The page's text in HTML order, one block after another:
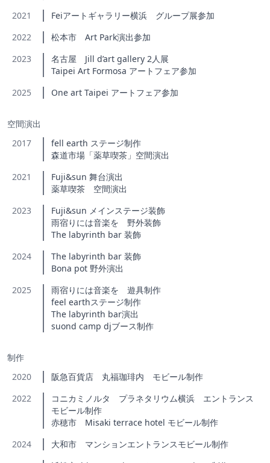
2021
Feiアートギャラリー横浜 グループ展参加
2022
松本市 Art Park演出参加
2023
名古屋 Jill d’art gallery 2人展
Taipei Art Formosa アートフェア参加
2025
One art Taipei アートフェア参加
空間演出
2017
fell earth ステージ制作
森道市場「薬草喫茶」空間演出
2021
Fuji&sun 舞台演出
薬草喫茶 空間演出
2023
Fuji&sun メインステージ装飾
雨宿りには音楽を 野外装飾
The labyrinth bar 装飾
2024
The labyrinth bar 装飾
Bona pot 野外演出
2025
雨宿りには音楽を 遊具制作
feel earthステージ制作
The labyrinth bar演出
suond camp djブース制作
制作
2020
阪急百貨店 丸福珈琲内 モビール制作
2022
コニカミノルタ プラネタリウム横浜 エントランス
モビール制作
赤穂市 Misaki terrace hotel モビール制作
2024
大和市 マンションエントランスモビール制作